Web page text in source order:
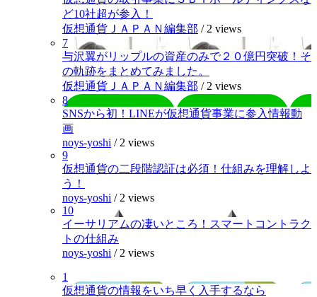
ど10社超が参入！
仮想通貨ＪＡＰＡＮ編集部 / 2 views
7
与沢翼がリップルの資産のみで２０億円突破！そ
の軌跡をまとめてみました。
仮想通貨ＪＡＰＡＮ編集部 / 2 views
8
SNSから初！LINEが仮想通貨事業に参入情報動
画
noys-yoshi / 2 views
9
仮想通貨の二段階認証は必須！仕組みを理解しよ
う！
noys-yoshi / 2 views
10
イーサリアムの凄いところ！スマートコントラク
トの仕組み
noys-yoshi / 2 views
1
仮想通貨の情報をいち早く入手するなら